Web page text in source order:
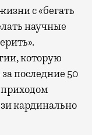
с «бегать
научные
которую
последние 50
приходом
кардинально